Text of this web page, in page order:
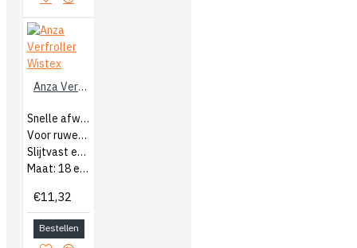
Anza Verfroller Wistex
Snelle afwerking
Voor ruwere ondergronden
Slijtvast en pluisvrij
Maat: 18 en 25cm
€11,32
Bestellen